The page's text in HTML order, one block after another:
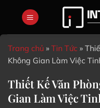
Trang chủ » Tin Tức »
Không Gian Làm Việc
Thiết Kế Văn
Gian Làm Việc